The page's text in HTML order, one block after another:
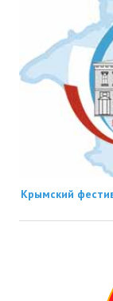
Крымский